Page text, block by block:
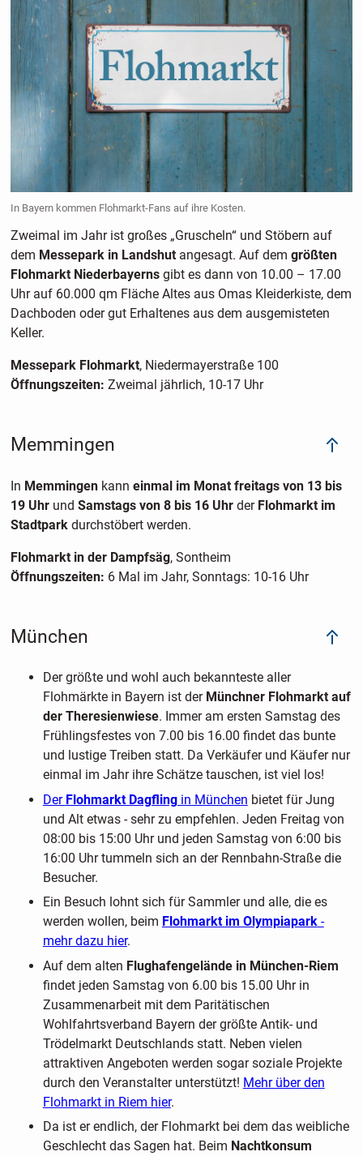
In Bayern kommen Flohmarkt-Fans auf ihre Kosten.
Zweimal im Jahr ist großes „Gruscheln“ und Stöbern auf
dem Messepark in Landshutangesagt. Auf dem größten
Flohmarkt Niederbayernsgibt es dann von 10.00 – 17.00
Uhr auf 60.000 qm Fläche Altes aus Omas Kleiderkiste, dem
Dachboden oder gut Erhaltenes aus dem ausgemisteten
Keller.
Messepark Flohmarkt, Niedermayerstraße 100
Öffnungszeiten: Zweimal jährlich, 10-17 Uhr
Memmingen
In Memmingenkann einmal im Monat freitags von 13 bis
19 Uhr und Samstags von 8 bis 16 Uhrder Flohmarkt im
Stadtparkdurchstöbert werden.
Flohmarkt in der Dampfsäg, Sontheim
Öffnungszeiten: 6 Mal im Jahr, Sonntags: 10-16 Uhr
München
Der größte und wohl auch bekannteste aller
Flohmärkte in Bayern ist der Münchner Flohmarkt auf
der Theresienwiese. Immer am ersten Samstag des
Frühlingsfestes von 7.00 bis 16.00 findet das bunte
und lustige Treiben statt. Da Verkäufer und Käufer nur
einmal im Jahr ihre Schätze tauschen, ist viel los!
Der Flohmarkt Dagflingin München bietet für Jung
und Alt etwas - sehr zu empfehlen. Jeden Freitag von
08:00 bis 15:00 Uhr und jeden Samstag von 6:00 bis
16:00 Uhr tummeln sich an der Rennbahn-Straße die
Besucher.
Ein Besuch lohnt sich für Sammler und alle, die es
werden wollen, beim Flohmarkt im Olympiapark-
mehr dazu hier.
Auf dem alten Flughafengelände in München-Riem
findet jeden Samstag von 6.00 bis 15.00 Uhr in
Zusammenarbeit mit dem Paritätischen
Wohlfahrtsverband Bayern der größte Antik- und
Trödelmarkt Deutschlands statt. Neben vielen
attraktiven Angeboten werden sogar soziale Projekte
durch den Veranstalter unterstützt! Mehr über den
Flohmarkt in Riem hier.
Da ist er endlich, der Flohmarkt bei dem das weibliche
Geschlecht das Sagen hat. Beim Nachtkonsum